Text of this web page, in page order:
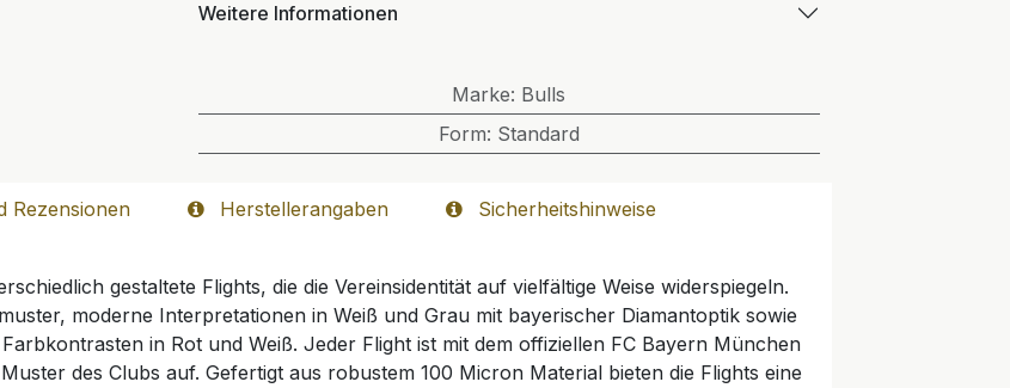
Weitere Informationen
Marke: Bulls
Form: Standard
Rezensionen Herstellerangaben Sicherheitshinweise
gestaltete Flights, die die Vereinsidentität auf vielfältige Weise widerspiegeln.
moderne Interpretationen in Weiß und Grau mit bayerischer Diamantoptik sowie
in Rot und Weiß. Jeder Flight ist mit dem offiziellen FC Bayern München
des Clubs auf. Gefertigt aus robustem 100 Micron Material bieten die Flights eine